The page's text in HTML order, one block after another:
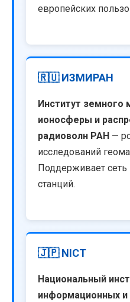
европейских
🇷🇺 ИЗМИРАН
Институт земного
ионосферы и
радиоволн РАН —
исследований
Поддерживает сеть
станций.
🇯🇵 NICT
Национальный
информационных